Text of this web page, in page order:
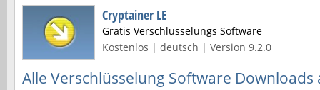
Cryptainer LE
Gratis Verschlüsselungs Software
Kostenlos | deutsch | Version 9.2.0
Alle Verschlüsselung Software Downloads